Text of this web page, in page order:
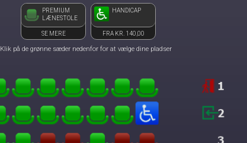
PREMIUM
LÆNESTOLE
SE MERE
HANDICAP
FRA KR. 140,00
Klik på de grønne sæder nedenfor for at vælge dine pladser